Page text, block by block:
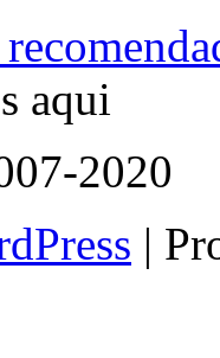
aqui
2020
|